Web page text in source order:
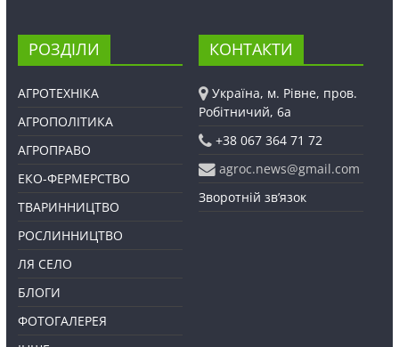
РОЗДІЛИ
АГРОТЕХНІКА
АГРОПОЛІТИКА
АГРОПРАВО
ЕКО-ФЕРМЕРСТВО
ТВАРИННИЦТВО
РОСЛИННИЦТВО
ЛЯ СЕЛО
БЛОГИ
ФОТОГАЛЕРЕЯ
КОНТАКТИ
Україна, м. Рівне, пров.
Робітничий, 6а
+38 067 364 71 72
agroc.news@gmail.com
Зворотній зв’язок